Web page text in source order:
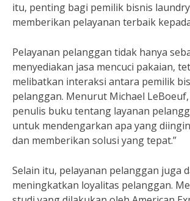
itu, penting bagi pemilik bisnis
memberikan pelayanan terbaik
Pelayanan pelanggan tidak hanya
menyediakan jasa mencuci pakaian,
melibatkan interaksi antara pemilik
pelanggan. Menurut Michael
penulis buku tentang layanan
untuk mendengarkan apa yang
dan memberikan solusi yang tepat.”
Selain itu, pelayanan pelanggan juga
meningkatkan loyalitas pelanggan.